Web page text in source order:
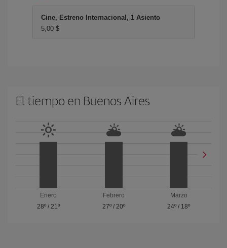
Cine, Estreno Internacional, 1 Asiento
5,00 $
El tiempo en Buenos Aires
Enero
28º/ 21º
Febrero
27º/ 20º
Marzo
24º / 18º